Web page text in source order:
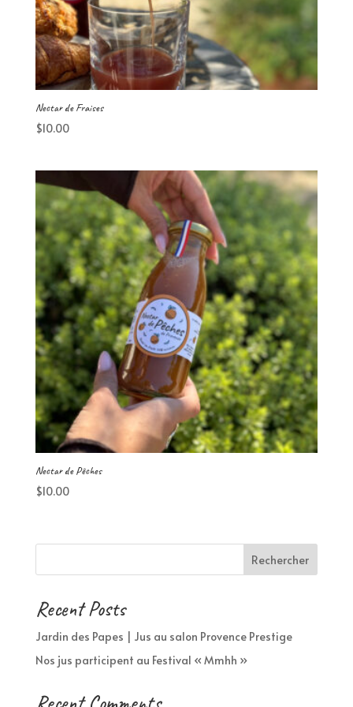
Nectar de Fraises
$10.00
Nectar de Pêches
$10.00
Rechercher
Recent Posts
Jardin des Papes | Jus au salon Provence Prestige
Nos jus participent au Festival « Mmhh »